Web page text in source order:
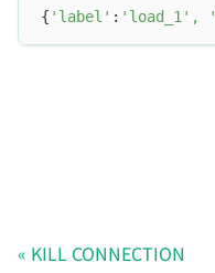
{ 'label' : 'load_1' ,
KILL CONNECTION